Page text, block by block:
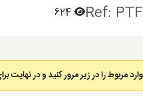
Ref:
مربوط را در زیر مرور کنید و در نهایت